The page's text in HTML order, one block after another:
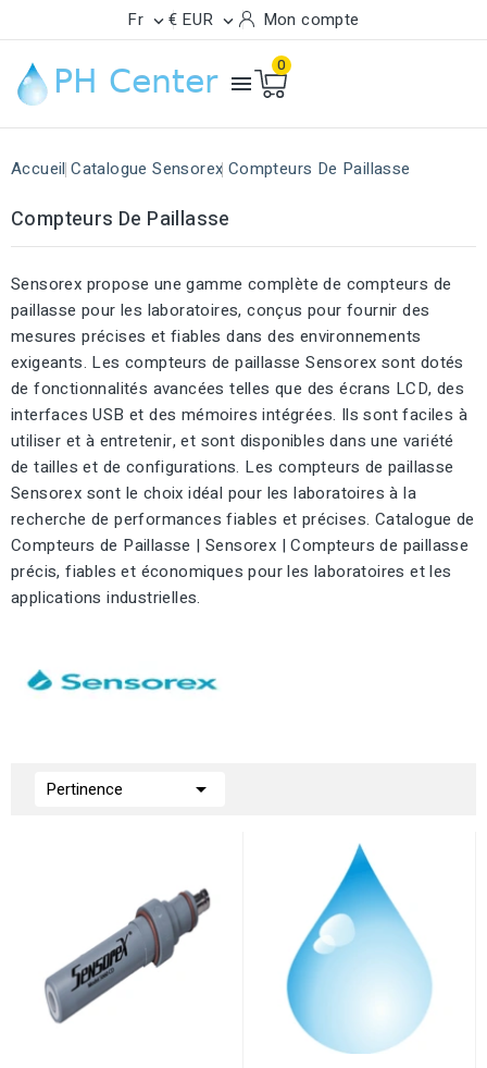
Fr  € EUR  Mon compte

0
Accueil Catalogue Sensorex Compteurs De Paillasse
Compteurs De Paillasse
Sensorex propose une gamme complète de compteurs de
paillasse pour les laboratoires, conçus pour fournir des
mesures précises et fiables dans des environnements
exigeants. Les compteurs de paillasse Sensorex sont dotés
de fonctionnalités avancées telles que des écrans LCD, des
interfaces USB et des mémoires intégrées. Ils sont faciles à
utiliser et à entretenir, et sont disponibles dans une variété
de tailles et de configurations. Les compteurs de paillasse
Sensorex sont le choix idéal pour les laboratoires à la
recherche de performances fiables et précises. Catalogue de
Compteurs de Paillasse | Sensorex | Compteurs de paillasse
précis, fiables et économiques pour les laboratoires et les
applications industrielles.
Pertinence 